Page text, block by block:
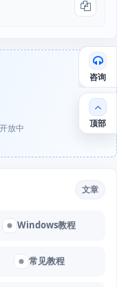
放中
文章
Windows教程
常见教程
咨询
顶部